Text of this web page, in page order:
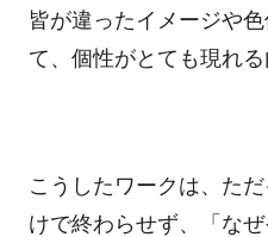
皆が違ったイメージや
て、個性がとても現れる
こうしたワークは、た
けで終わらせず、「な